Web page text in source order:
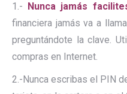
1.- Nunca jamás
financiera jamás va a
preguntándote la clave.
compras en Internet.
2.-Nunca escribas el PIN